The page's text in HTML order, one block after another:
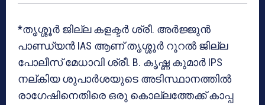
*തൃശ്ശൂർ ജില്ല കളക്ടര്‍ ശ്രീ. അര്‍ജ്ജുന്‍
പാണ്ഡ്യന്‍ IAS ആണ് തൃശ്ശൂര്‍ റൂറല്‍ ജില്ല
പോലീസ് മേധാവി ശ്രീ. B. കൃഷ്ണ കുമാര്‍ IPS
നല്കിയ ശുപാര്‍ശയുടെ അടിസ്ഥാനത്തിൽ
രാഗേഷിനെതിരെ ഒരു കൊല്ലത്തേക്ക് കാപ്പ